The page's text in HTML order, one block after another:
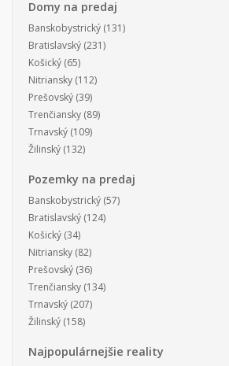
Domy na predaj
Banskobystrický (131)
Bratislavský (231)
Košický (65)
Nitriansky (112)
Prešovský (39)
Trenčiansky (89)
Trnavský (109)
Žilinský (132)
Pozemky na predaj
Banskobystrický (57)
Bratislavský (124)
Košický (34)
Nitriansky (82)
Prešovský (36)
Trenčiansky (134)
Trnavský (207)
Žilinský (158)
Najpopulárnejšie reality